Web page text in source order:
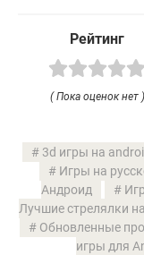
Рейтинг
( Пока оценок нет )
3d игры на
Игры на
Андроид
Лучшие стрелялки
Обновленные
игры для